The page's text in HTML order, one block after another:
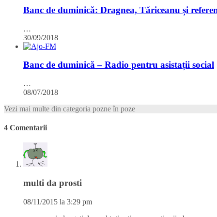
Banc de duminică: Dragnea, Tăriceanu și
…
30/09/2018
Banc de duminică – Radio pentru asistații social
…
08/07/2018
Vezi mai multe din categoria pozne în poze
4 Comentarii
multi da prosti
08/11/2015 la 3:29 pm